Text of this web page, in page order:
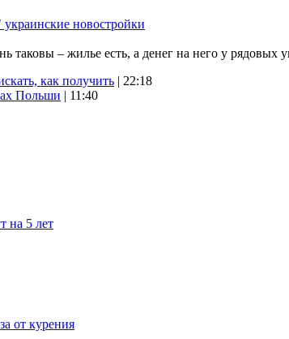
новостройки
– жилье есть, а денег на него у рядовых
как получить | 22:18
Польши | 11:40
на 5 лет
от курения